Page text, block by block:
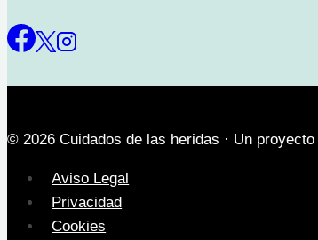
© 2026 Cuidados de las heridas · Un proyecto
Aviso Legal
Privacidad
Cookies